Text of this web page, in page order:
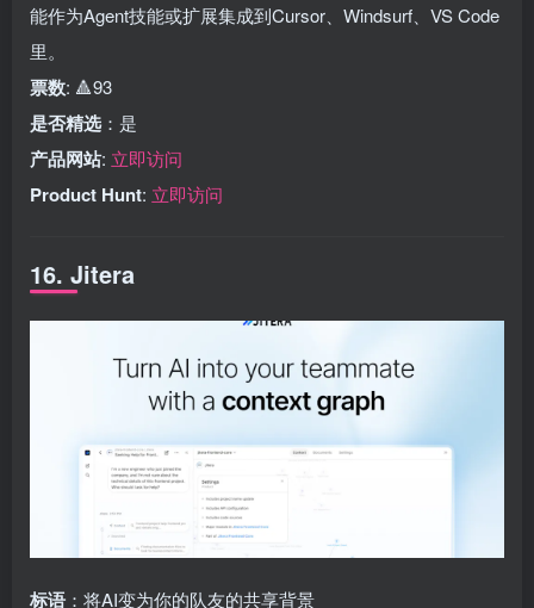
能作为Agent技能或扩展集成到Cursor、Windsurf、VS Code
里。
票数: 🔺93
是否精选 ：是
产品网站: 立即访问
Product Hunt: 立即访问
16. Jitera
标语 ：将AI变为你的队友的共享背景